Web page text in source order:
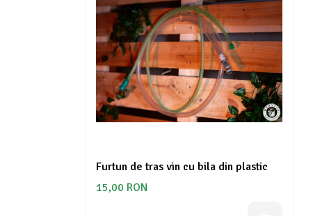
Furtun de tras vin cu bila din plastic
15,00 RON